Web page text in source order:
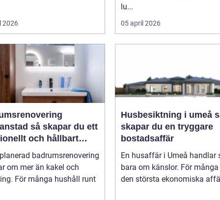
2026
lu...
05 april 2026
skapar du ett
och hållbart
badrumsrenovering
om mer än kakel och
För många hushåll runt
Husbesiktning i umeå så
skapar du en tryggare
bostadsaffär
En husaffär i Umeå handlar
bara om känslor. För
den största ekonomiska